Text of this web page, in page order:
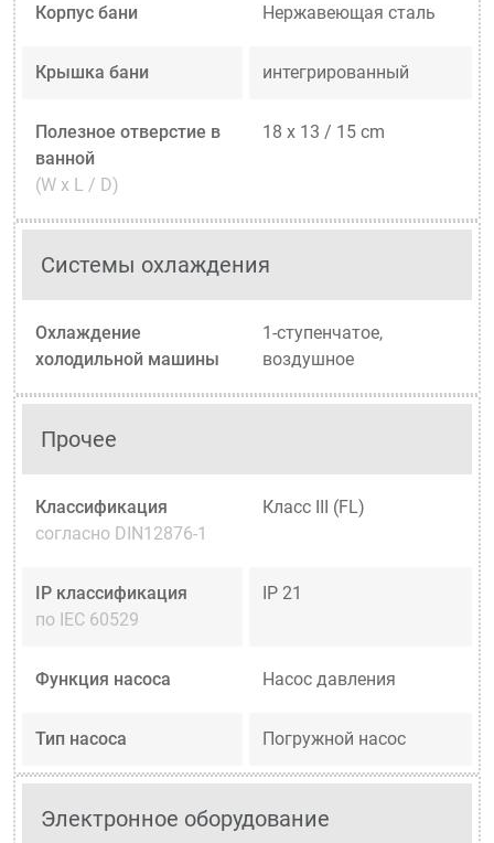
Корпус бани Нержавеющая сталь
Крышка бани интегрированный
Полезное отверстие в
ванной
(W x L / D)
18 x 13 / 15 cm
Системы охлаждения
Охлаждение
холодильной машины
1-ступенчатое,
воздушное
Прочее
Классификация
согласно DIN12876-1
Класс III (FL)
IP классификация
по IEC 60529
IP 21
Функция насоса Насос давления
Тип насоса Погружной насос
Электронное оборудование